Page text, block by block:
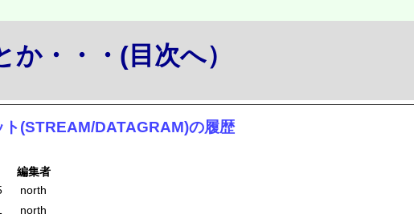
・・・(目次へ）
(STREAM/DATAGRAM)の履歴
編集者
north
north